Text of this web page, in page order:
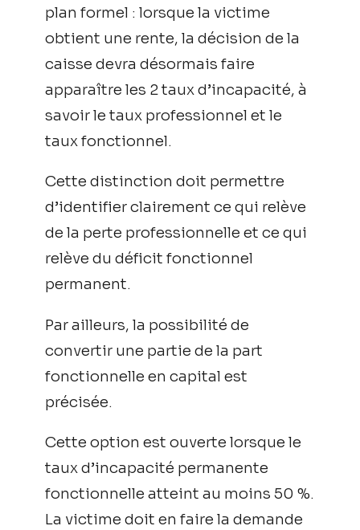
plan formel : lorsque la victime
obtient une rente, la décision de la
caisse devra désormais faire
apparaître les 2 taux d’incapacité, à
savoir le taux professionnel et le
taux fonctionnel.
Cette distinction doit permettre
d’identifier clairement ce qui relève
de la perte professionnelle et ce qui
relève du déficit fonctionnel
permanent.
Par ailleurs, la possibilité de
convertir une partie de la part
fonctionnelle en capital est
précisée.
Cette option est ouverte lorsque le
taux d’incapacité permanente
fonctionnelle atteint au moins 50 %.
La victime doit en faire la demande